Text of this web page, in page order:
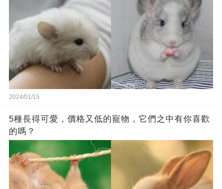
2024/01/15
5種長得可愛，價格又低的寵物，它們之中有你喜歡
的嗎？